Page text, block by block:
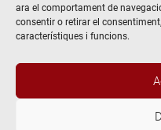
ara el comportament de
consentir o retirar el
característiques i funcions.
@2026 Escola de teatre El